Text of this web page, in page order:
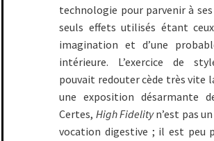
technologie pour parvenir à
seuls effets utilisés étant
imagination et d’une
intérieure. L’exercice de
pouvait redouter cède très vite
une exposition désarmante
Certes, High Fidelityn’est pas
vocation digestive ; il est peu